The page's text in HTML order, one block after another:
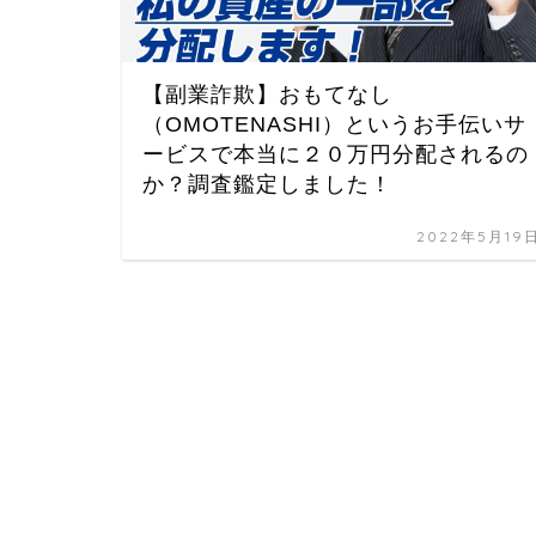
【副業詐欺】おもてなし
（OMOTENASHI）というお手伝いサ
ービスで本当に２０万円分配されるの
か？調査鑑定しました！
2022年5月19